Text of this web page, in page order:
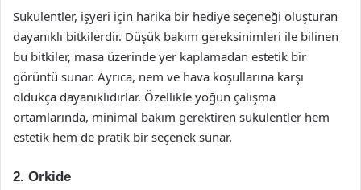
Sukulentler, işyeri için harika bir hediye seçeneği oluşturan
dayanıklı bitkilerdir. Düşük bakım gereksinimleri ile bilinen
bu bitkiler, masa üzerinde yer kaplamadan estetik bir
görüntü sunar. Ayrıca, nem ve hava koşullarına karşı
oldukça dayanıklıdırlar. Özellikle yoğun çalışma
ortamlarında, minimal bakım gerektiren sukulentler hem
estetik hem de pratik bir seçenek sunar.
2. Orkide